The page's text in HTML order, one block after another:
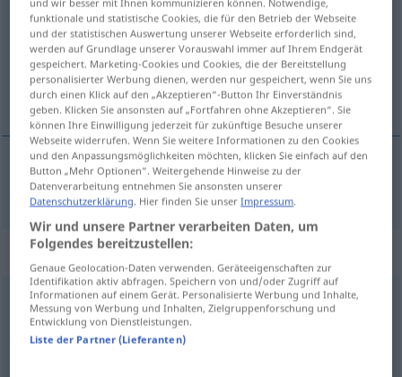
Übersicht aller Übersetzungen
(Für mehr Details die Übersetzung anklicken/antippen)
titreşim
titreşim Vibration
Synonyme für "Vibration"
Stoß,Schwingung,Erschütterung
funktionale und statistische Cookies, die für den Betrieb der Webseite
und der statistischen Auswertung unserer Webseite erforderlich sind,
werden auf Grundlage unserer Vorauswahl immer auf Ihrem Endgerät
gespeichert. Marketing-Cookies und Cookies, die der Bereitstellung
personalisierter Werbung dienen, werden nur gespeichert, wenn Sie uns
durch einen Klick auf den „Akzeptieren“-Button Ihr Einverständnis
geben. Klicken Sie ansonsten auf „Fortfahren ohne Akzeptieren“. Sie
können Ihre Einwilligung jederzeit für zukünftige Besuche unserer
Webseite widerrufen. Wenn Sie weitere Informationen zu den Cookies
und den Anpassungsmöglichkeiten möchten, klicken Sie einfach auf den
Button „Mehr Optionen“. Weitergehende Hinweise zu der
Datenverarbeitung entnehmen Sie ansonsten unserer
Datenschutzerklärung . Hier finden Sie unserImpressum
Wir und unsere Partner verarbeiten Daten, um
Folgendes bereitzustellen:
Genaue Geolocation-Daten verwenden. Geräteeigenschaften zur
Identifikation aktiv abfragen. Speichern von und/oder Zugriff auf
Informationen auf einem Gerät. Personalisierte Werbung und Inhalte,
Messung von Werbung und Inhalten, Zielgruppenforschung und
Entwicklung von Dienstleistungen.
Liste der Partner (Lieferanten)